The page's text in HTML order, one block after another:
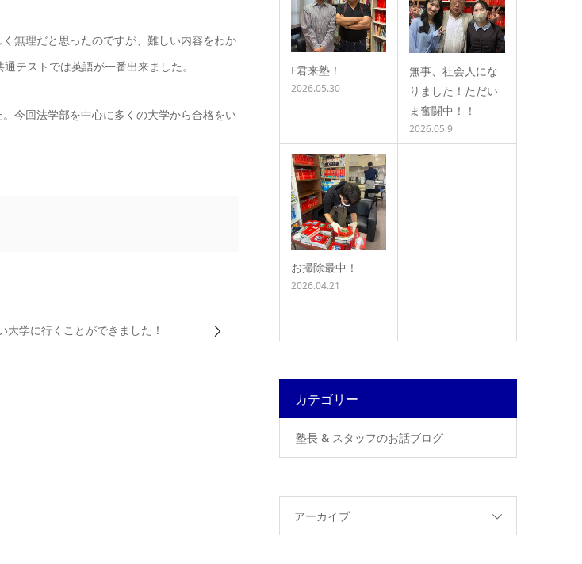
無理だと思ったのですが、難しい内容をわか
テストでは英語が一番出来ました。
今回法学部を中心に多くの大学から合格をい
大学に行くことができました！
F君来塾！
2026.05.30
無事、社会人にな
りました！ただい
ま奮闘中！！
2026.05.9
お掃除最中！
2026.04.21
カテゴリー
塾長 & スタッフのお話ブログ
アーカイブ